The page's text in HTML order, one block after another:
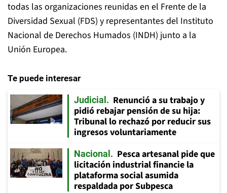
todas las organizaciones reunidas en el Frente de la
Diversidad Sexual (FDS) y representantes del Instituto
Nacional de Derechos Humados (INDH) junto a la
Unión Europea.
Te puede interesar
Judicial
Renunció a su trabajo y
pidió rebajar pensión de su hija:
Tribunal lo rechazó por reducir sus
ingresos voluntariamente
Nacional
Pesca artesanal pide que
licitación industrial financie la
plataforma social asumida
respaldada por Subpesca